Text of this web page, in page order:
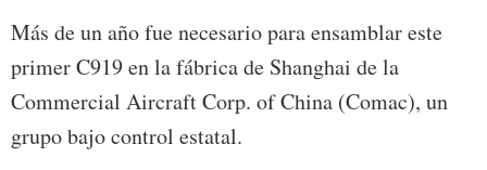
Más de un año fue necesario para ensamblar este
primer C919 en la fábrica de Shanghai de la
Commercial Aircraft Corp. of China (Comac), un
grupo bajo control estatal.